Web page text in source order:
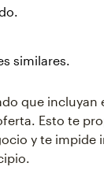
similares.
que incluyan
Esto te
y te impide